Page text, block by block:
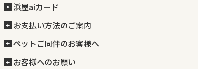
浜屋aiカード
お支払い方法のご案内
ペットご同伴のお客様へ
お客様へのお願い